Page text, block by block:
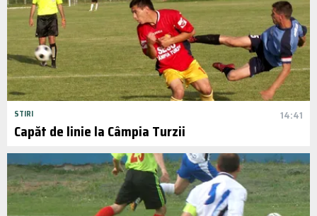
STIRI 14:41
Capăt de linie la Câmpia Turzii